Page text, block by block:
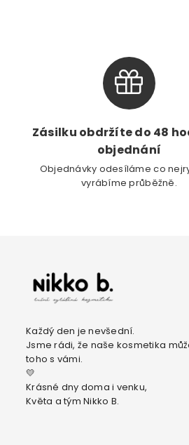
Zásilku obdržíte do 48
objednání
Objednávky odesíláme co
vyrábíme průběžně.
Každý den je nevšední.
Jsme rádi, že naše kosmetika
toho s vámi.
💛
Krásné dny doma i venku,
Květa a tým Nikko B.